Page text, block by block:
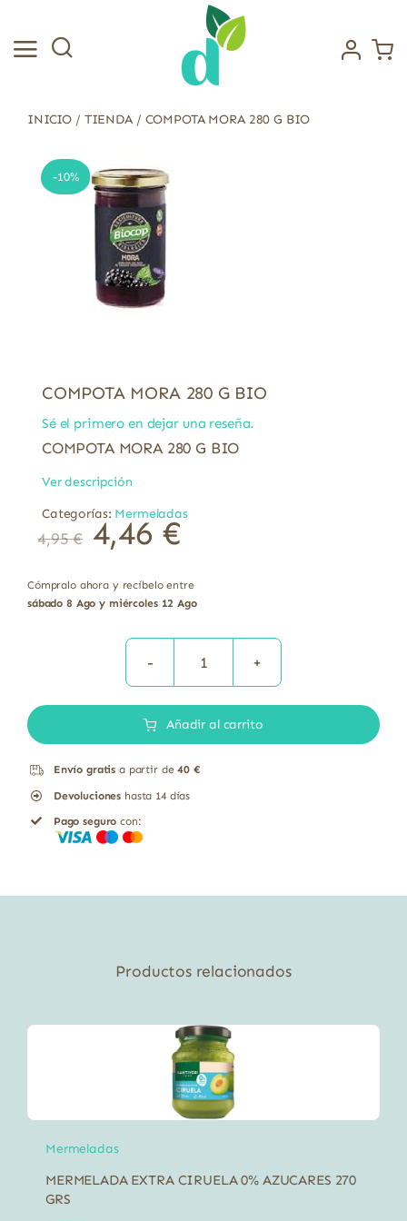
contenido
INICIO / TIENDA/ COMPOTA MORA 280 G BIO
-10%
COMPOTA MORA 280 G BIO
Sé el primero en dejar una reseña.
COMPOTA MORA 280 G BIO
Ver descripción
Categorías: Mermeladas
4,95€ 4,46 €
Cómpralo ahora y recíbelo entre
sábado 8 Ago y miércoles 12 Ago
COMPOTA
280
Añadir al carrito
Envío gratis a partir de40 €
Devoluciones hasta 14 días
Pago seguro con:
Productos relacionados
Mermeladas
MERMELADA EXTRA CIRUELA 0% AZUCARES 270
GRS